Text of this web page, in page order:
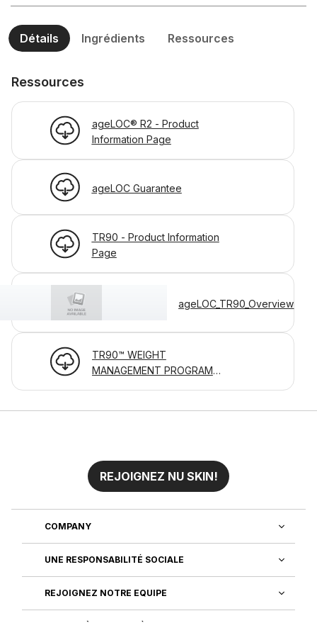
Détails Ingrédients Ressources
Ressources
ageLOC® R2 - Product
Information Page
ageLOC Guarantee
TR90 - Product Information
Page
ageLOC_TR90_Overview
TR90™ WEIGHT
MANAGEMENT PROGRAM
REJOIGNEZ NU SKIN!
COMPANY
UNE RESPONSABILITÉ SOCIALE
REJOIGNEZ NOTRE EQUIPE